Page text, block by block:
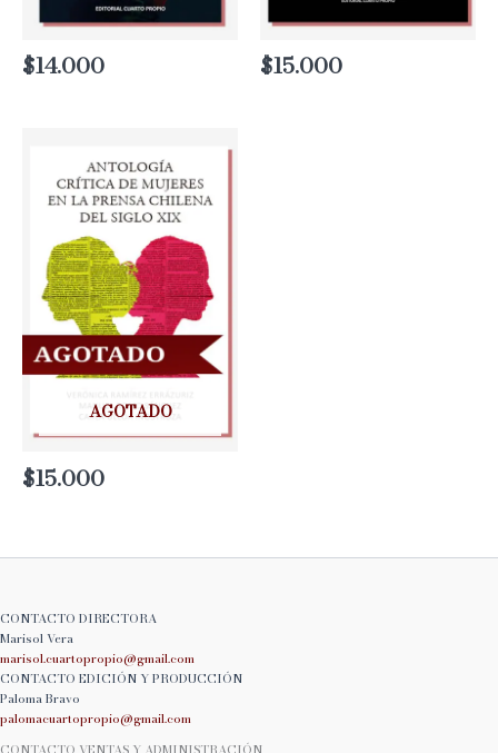
$14.000 $15.000
AGOTADO
$15.000
CONTACTO DIRECTORA
Marisol Vera
marisol.cuartopropio@gmail.com
CONTACTO EDICIÓN Y PRODUCCIÓN
Paloma Bravo
palomacuartopropio@gmail.com